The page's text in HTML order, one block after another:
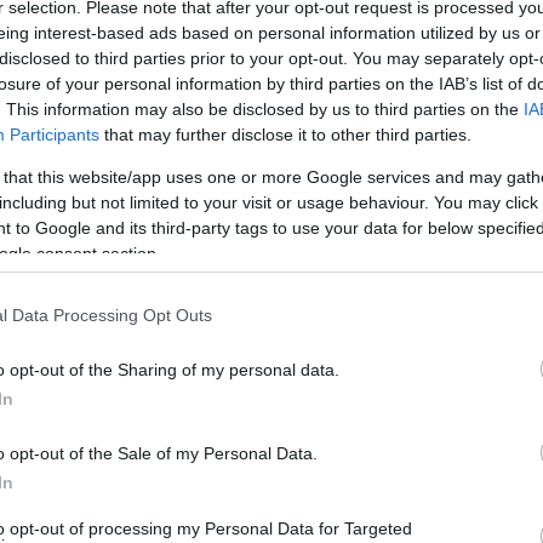
selection. Please note that after your opt-out request is processed
interest-based ads based on personal information utilized by us
to third parties prior to your opt-out. You may separately
of your personal information by third parties on the IAB’s list of
This information may also be disclosed by us to third parties on the
Participants that may further disclose it to other third parties.
that this website/app uses one or more Google services and may
but not limited to your visit or usage behaviour. You may
to Google and its third-party tags to use your data for below
consent section.
Data Processing Opt Outs
opt-out of the Sharing of my personal data.
opt-out of the Sale of my Personal Data.
opt-out of processing my Personal Data for Targeted
αρχείου
STAR FERRIES
20/11/24
προγραμματισμένης απεργίας από την ΠΝΟ την
ημέρα δεν θα πραγματοποιήσει τα δρομολόγια του
(17:30) προς Άνδρο, Τήνο, Μύκονο.
FERRIES
11/2024
24ωρη Πανεργατική Πανελλαδική απεργία της
εξής δρομολόγια του πλοίου μας Ε/Γ- Ο/Γ ΦΑΣΤ
Μύκονο. Από Μύκονο 13:45 για Τήνο-Άνδρο-